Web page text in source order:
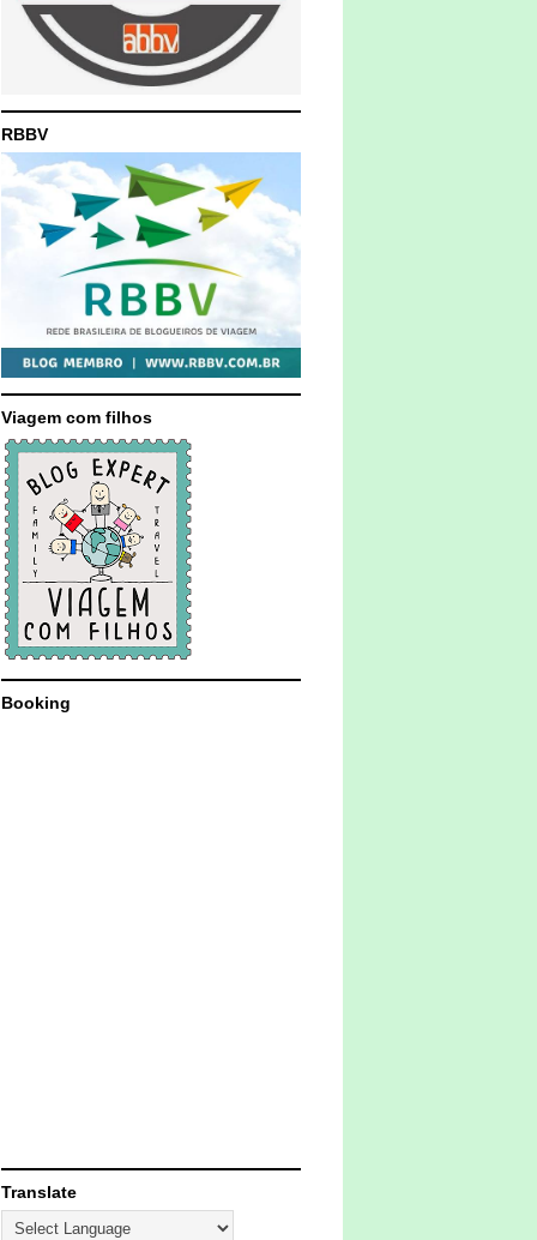
RBBV
Viagem com filhos
Booking
Translate